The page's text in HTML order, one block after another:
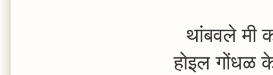
थांबवले मी
होइल गोंधळ